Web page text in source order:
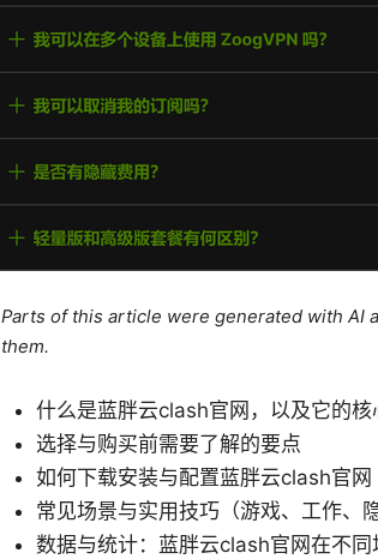
Parts of this article were generated with AI
them.
什么是蓝胖云clash官网，以及它的核
选择与购买前需要了解的要点
如何下载安装与配置蓝胖云clash官网
常见场景与实用技巧（游戏、工作、
数据与统计：蓝胖云clash官网在不同